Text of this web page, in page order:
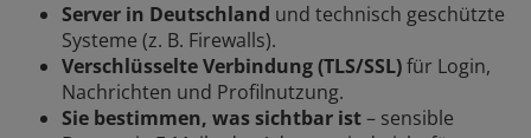
Server in Deutschland und technisch geschützte
Systeme (z. B. Firewalls).
Verschlüsselte Verbindung (TLS/SSL)für Login,
Nachrichten und Profilnutzung.
Sie bestimmen, was sichtbar ist– sensible